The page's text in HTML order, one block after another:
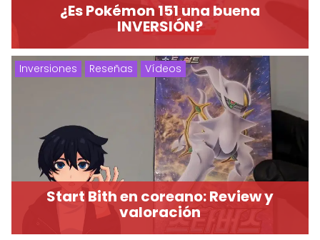
¿Es Pokémon 151 una buena
INVERSIÓN?
Inversiones Reseñas Vídeos
Start Bith en coreano: Review y
valoración